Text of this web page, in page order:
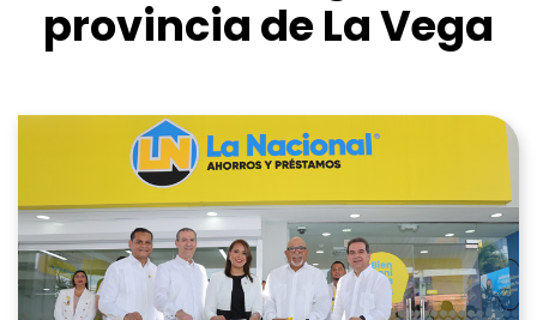
provincia de La Vega